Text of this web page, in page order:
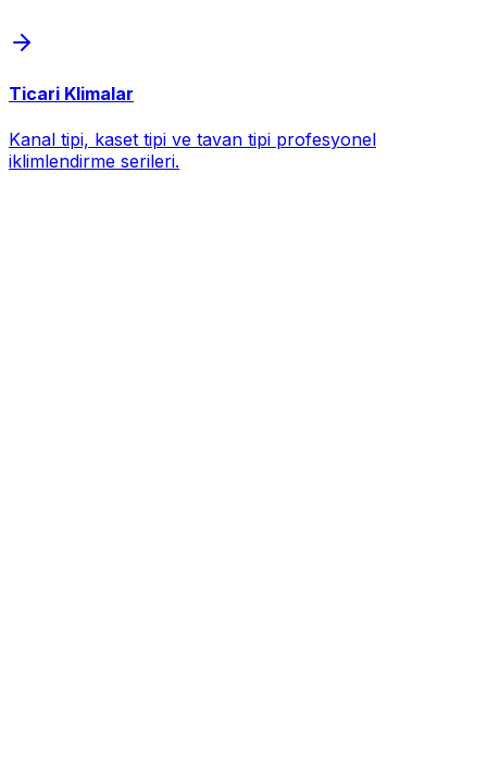
Ticari Klimalar
Kanal tipi, kaset tipi ve tavan tipi profesyonel
iklimlendirme serileri.